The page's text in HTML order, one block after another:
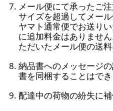
メール便にて承ったご
サイズを超過してメー
ヤマト通常便でお送り
に追加料金はありませ
ただいたメール便の送
納品書へのメッセージ
書を同梱することはでき
配達中の荷物の紛失に補